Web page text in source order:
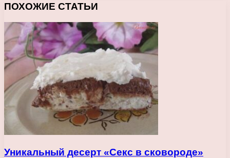
ПОХОЖИЕ СТАТЬИ
Уникальный десерт «Секс в сковороде»